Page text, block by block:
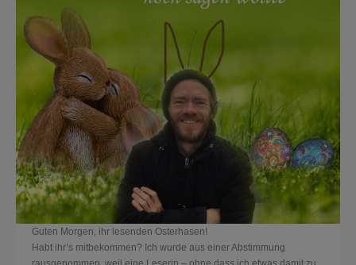
Guten Morgen, ihr lesenden Osterhasen!
Habt ihr’s mitbekommen? Ich wurde aus einer Abstimmung